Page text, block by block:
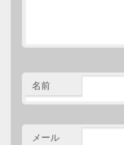
名前
メール